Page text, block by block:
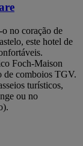
no coração de
este hotel de
Foch-Maison
de comboios TGV.
turísticos,
ou no